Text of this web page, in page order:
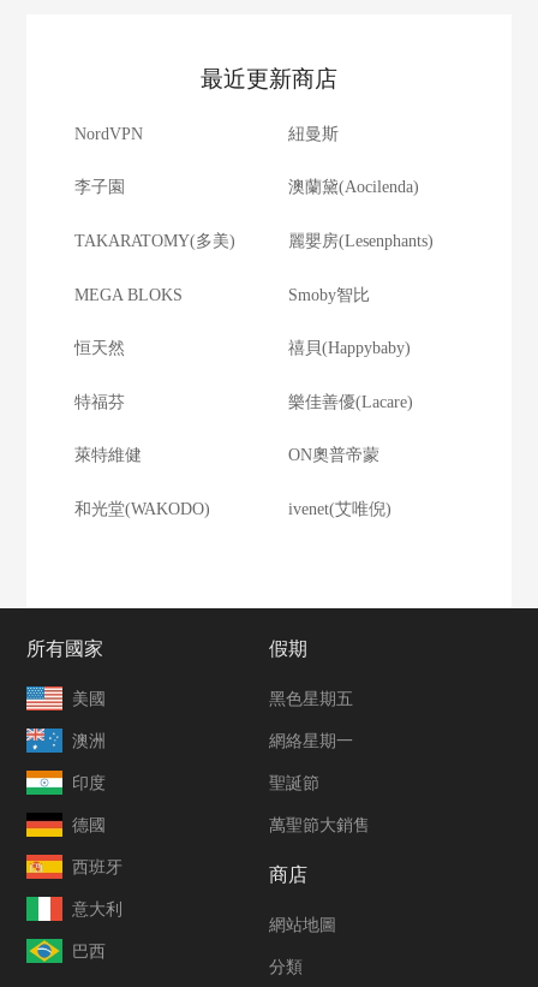
最近更新商店
NordVPN 紐曼斯
李子園 澳蘭黛(Aocilenda)
TAKARATOMY(多美) 麗嬰房(Lesenphants)
MEGA BLOKS Smoby智比
恒天然 禧貝(Happybaby)
特福芬 樂佳善優(Lacare)
萊特維健 ON奧普帝蒙
和光堂(WAKODO) ivenet(艾唯倪)
所有國家
美國
澳洲
印度
德國
西班牙
意大利
巴西
假期
黑色星期五
網絡星期一
聖誕節
萬聖節大銷售
商店
網站地圖
分類